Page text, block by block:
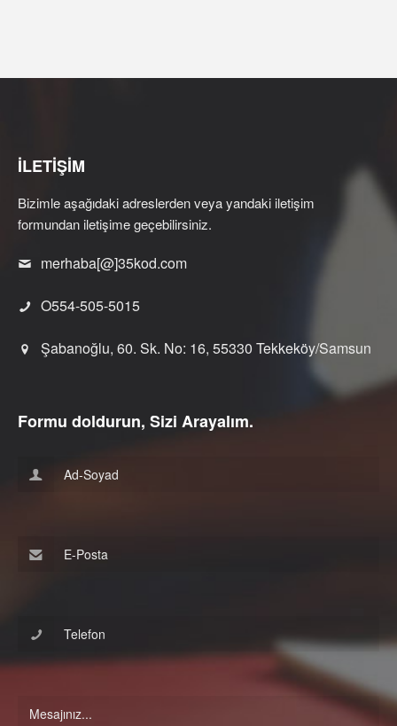
İLETİŞİM
Bizimle aşağıdaki adreslerden veya yandaki iletişim
formundan iletişime geçebilirsiniz.
merhaba[@]35kod.com
O554-505-5015
Şabanoğlu, 60. Sk. No: 16, 55330 Tekkeköy/Samsun
Formu doldurun, Sizi Arayalım.